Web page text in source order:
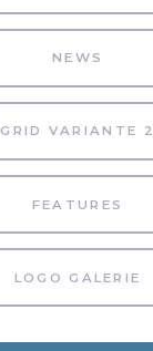
NEWS
GRID VARIANTE 2
FEATURES
LOGO GALERIE